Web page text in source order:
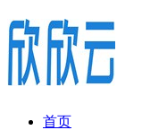
首页